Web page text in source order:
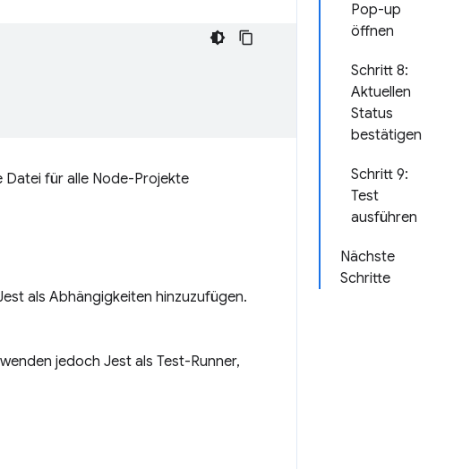
Pop-up
öffnen
Schritt 8:
Aktuellen
Status
bestätigen
Schritt 9:
Test
ausführen
Nächste
Schritte
Datei für alle Node-Projekte
als Abhängigkeiten hinzuzufügen.
jedoch Jest als Test-Runner,